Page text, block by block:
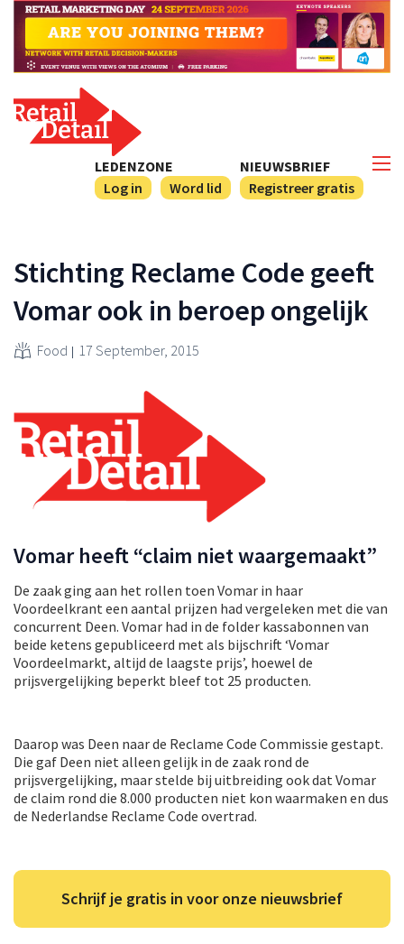
NIEUWSBRIEF
Registreer gratis
LEDENZONE
Log in
Word lid
Stichting Reclame Code geeft
Vomar ook in beroep ongelijk
Food 17 September, 2015
Vomar heeft “claim niet waargemaakt”
De zaak ging aan het rollen toen Vomar in haar
Voordeelkrant een aantal prijzen had vergeleken met die van
concurrent Deen. Vomar had in de folder kassabonnen van
beide ketens gepubliceerd met als bijschrift ‘Vomar
Voordeelmarkt, altijd de laagste prijs’, hoewel de
prijsvergelijking beperkt bleef tot 25 producten.
Daarop was Deen naar de Reclame Code Commissie gestapt.
Die gaf Deen niet alleen gelijk in de zaak rond de
prijsvergelijking, maar stelde bij uitbreiding ook dat Vomar
de claim rond die 8.000 producten niet kon waarmaken en dus
de Nederlandse Reclame Code overtrad.
Schrijf je gratis in voor onze nieuwsbrief